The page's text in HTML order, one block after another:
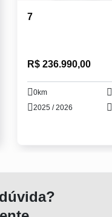
7
R$ 236.990,00
0km
2025 / 2026